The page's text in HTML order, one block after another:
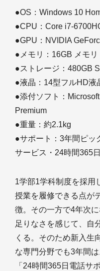
●OS：Windows 10
●CPU：Core i7-
●GPU：NVIDIA
●メモリ：16GB メモリ
●ストレージ：480GB
●液晶：14型フルHD液
●添付ソフト：
Premium
●重量：約2.1kg
●サポート：3年間ピッ
サービス・24時間365
1学部1学科制度を採用
授業を履修できる点が
徴。その一方で4年次
足りなさを感じて、自
くる。そのため新入生
な専門分野でも3年間
「24時間365日電話サ